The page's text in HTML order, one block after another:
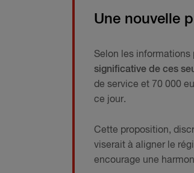
Une nouvelle
Selon les informations
significative de ces
de service et 70 000
ce jour.
Cette proposition,
viserait à aligner le
encourage une